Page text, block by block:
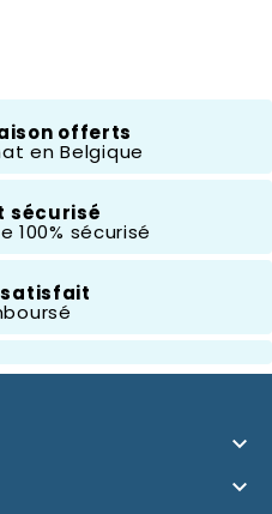
Résine
Donald,Daisy,Picsou
offerts
en Belgique
sécurisé
100% sécurisé
satisfait

